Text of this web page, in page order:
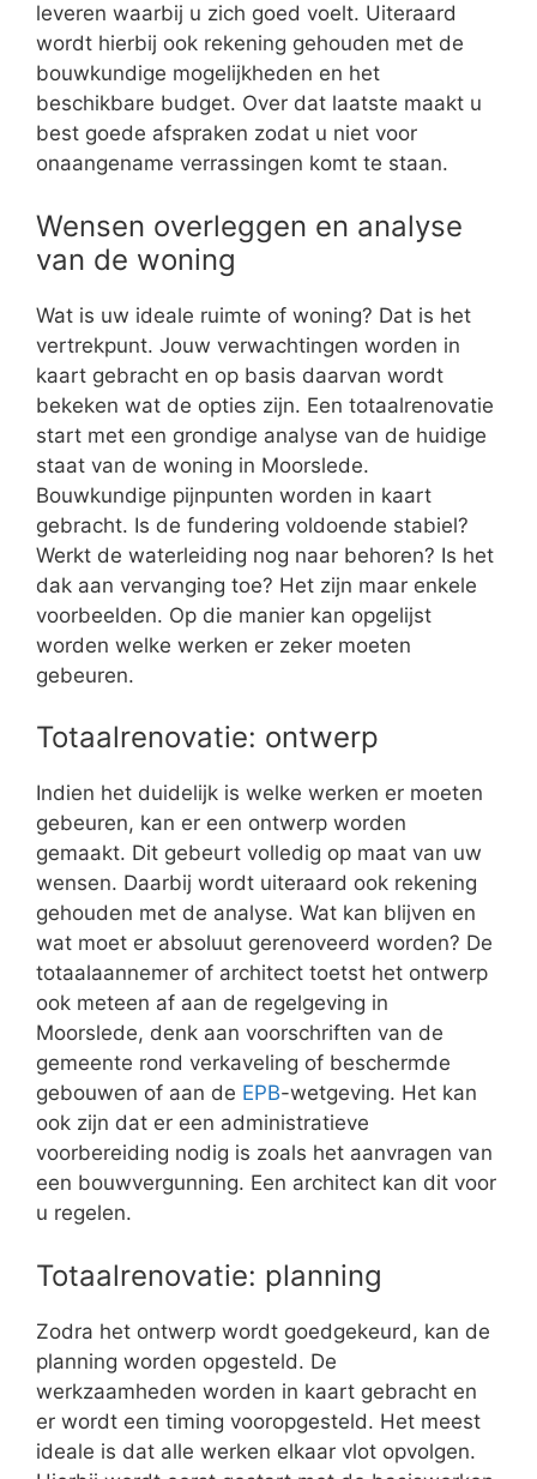
leveren waarbij u zich goed voelt. Uiteraard
wordt hierbij ook rekening gehouden met de
bouwkundige mogelijkheden en het
beschikbare budget. Over dat laatste maakt u
best goede afspraken zodat u niet voor
onaangename verrassingen komt te staan.
Wensen overleggen en analyse
van de woning
Wat is uw ideale ruimte of woning? Dat is het
vertrekpunt. Jouw verwachtingen worden in
kaart gebracht en op basis daarvan wordt
bekeken wat de opties zijn. Een totaalrenovatie
start met een grondige analyse van de huidige
staat van de woning in Moorslede.
Bouwkundige pijnpunten worden in kaart
gebracht. Is de fundering voldoende stabiel?
Werkt de waterleiding nog naar behoren? Is het
dak aan vervanging toe? Het zijn maar enkele
voorbeelden. Op die manier kan opgelijst
worden welke werken er zeker moeten
gebeuren.
Totaalrenovatie: ontwerp
Indien het duidelijk is welke werken er moeten
gebeuren, kan er een ontwerp worden
gemaakt. Dit gebeurt volledig op maat van uw
wensen. Daarbij wordt uiteraard ook rekening
gehouden met de analyse. Wat kan blijven en
wat moet er absoluut gerenoveerd worden? De
totaalaannemer of architect toetst het ontwerp
ook meteen af aan de regelgeving in
Moorslede, denk aan voorschriften van de
gemeente rond verkaveling of beschermde
gebouwen of aan de EPB-wetgeving. Het kan
ook zijn dat er een administratieve
voorbereiding nodig is zoals het aanvragen van
een bouwvergunning. Een architect kan dit voor
u regelen.
Totaalrenovatie: planning
Zodra het ontwerp wordt goedgekeurd, kan de
planning worden opgesteld. De
werkzaamheden worden in kaart gebracht en
er wordt een timing vooropgesteld. Het meest
ideale is dat alle werken elkaar vlot opvolgen.